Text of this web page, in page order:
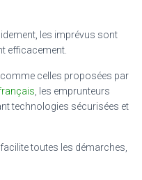
les imprévus sont
efficacement.
celles proposées par
, les emprunteurs
technologies sécurisées et
facilite toutes les démarches,